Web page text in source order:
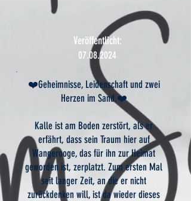
Veröffentlicht:
07.08.2024
❤️Geheimnisse, Leidenschaft und zwei
Herzen im Sand.❤️
Kalle ist am Boden zerstört, als er
erfährt, dass sein Traum hier auf
Wangerooge, das für ihn zur Heimat
geworden ist, zerplatzt. Zum ersten Mal
seit langer Zeit, an die er nicht
zurückdenken will, ist da wieder dieses